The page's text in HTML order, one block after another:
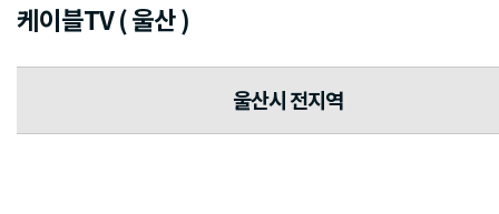
케이블TV ( 울산 )
울산시 전지역